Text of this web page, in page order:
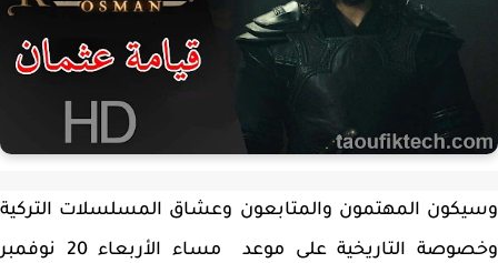
المهتمون والمتابعون وعشاق المسلسلات التركية
وخصوصة التاريخية على موعد مساء الأربعاء 20 نوفمبر